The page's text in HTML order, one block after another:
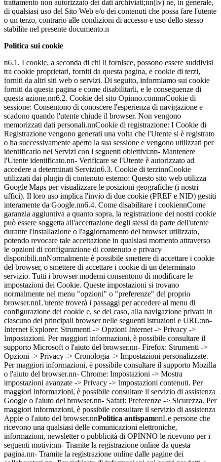
trattamento non autorizzato dei dati archiviati;nn(iv) né, in generale,
di qualsiasi uso del Sito Web e/o dei contenuti che possa fare l'utente
o un terzo, contrario alle condizioni di accesso e uso dello stesso
stabilite nel presente documento.n
Politica sui cookie
n6.1. I cookie, a seconda di chi li fornisce, possono essere suddivisi
tra cookie proprietari, forniti da questa pagina, e cookie di terzi,
forniti da altri siti web o servizi. Di seguito, informiamo sui cookie
forniti da questa pagina e come disabilitarli, e le conseguenze di
questa azione.nn6.2. Cookie del sito Opinno.comnnCookie di
sessione: Consentono di conoscere l'esperienza di navigazione e
scadono quando l'utente chiude il browser. Non vengono
memorizzati dati personali.nnCookie di registrazione: I Cookie di
Registrazione vengono generati una volta che l'Utente si è registrato
o ha successivamente aperto la sua sessione e vengono utilizzati per
identificarlo nei Servizi con i seguenti obiettivi:nn- Mantenere
l'Utente identificato.nn- Verificare se l'Utente è autorizzato ad
accedere a determinati Servizin6.3. Cookie di terzinnCookie
utilizzati dai plugin di contenuto esterno: Questo sito web utilizza
Google Maps per visualizzare le posizioni geografiche (i nostri
uffici). Il loro uso implica l'invio di due cookie (PREF e NID) gestiti
interamente da Google.nn6.4. Come disabilitare i cookiennCome
garanzia aggiuntiva a quanto sopra, la registrazione dei nostri cookie
può essere soggetta all'accettazione degli stessi da parte dell'utente
durante l'installazione o l'aggiornamento del browser utilizzato,
potendo revocare tale accettazione in qualsiasi momento attraverso
le opzioni di configurazione di contenuto e privacy
disponibili.nnNormalmente è possibile smettere di accettare i cookie
del browser, o smettere di accettare i cookie di un determinato
servizio. Tutti i browser moderni consentono di modificare le
impostazioni dei Cookie. Queste impostazioni si trovano
normalmente nel menu "opzioni" o "preferenze" del proprio
browser.nnL'utente troverà i passaggi per accedere al menu di
configurazione dei cookie e, se del caso, alla navigazione privata in
ciascuno dei principali browser nelle seguenti istruzioni e URL:nn-
Internet Explorer: Strumenti -> Opzioni Internet -> Privacy ->
Impostazioni. Per maggiori informazioni, è possibile consultare il
supporto Microsoft o l'aiuto del browser.nn- Firefox: Strumenti ->
Opzioni -> Privacy -> Cronologia -> Impostazioni personalizzate.
Per maggiori informazioni, è possibile consultare il supporto Mozilla
o l'aiuto del browser.nn- Chrome: Impostazioni -> Mostra
impostazioni avanzate -> Privacy -> Impostazioni contenuti. Per
maggiori informazioni, è possibile consultare il servizio di assistenza
Google o l'aiuto del browser.nn- Safari: Preferenze -> Sicurezza. Per
maggiori informazioni, è possibile consultare il servizio di assistenza
Apple o l'aiuto del browser.nnPolitica antispamnnLe persone che
ricevono una qualsiasi delle comunicazioni elettroniche,
informazioni, newsletter o pubblicità di OPINNO le ricevono per i
seguenti motivi:nn- Tramite la registrazione online da questa
pagina.nn- Tramite la registrazione online dalle pagine dei